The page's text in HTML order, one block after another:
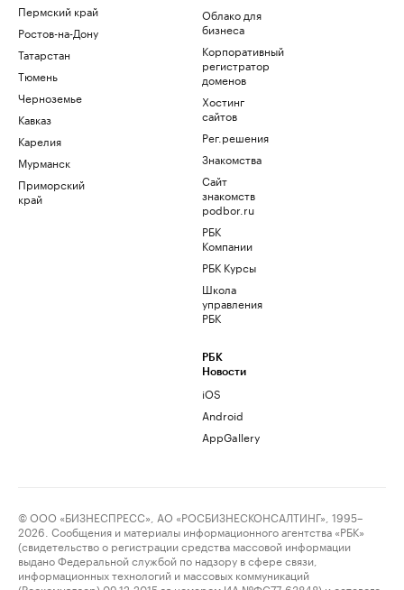
Пермский край
Ростов-на-Дону
Татарстан
Тюмень
Черноземье
Кавказ
Карелия
Мурманск
Приморский
край
Облако для
бизнеса
Корпоративный
регистратор
доменов
Хостинг
сайтов
Рег.решения
Знакомства
Сайт
знакомств
podbor.ru
РБК
Компании
РБК Курсы
Школа
управления
РБК
РБК
Новости
iOS
Android
AppGallery
© ООО «БИЗНЕСПРЕСС», АО «РОСБИЗНЕСКОНСАЛТИНГ», 1995–
2026. Сообщения и материалы информационного агентства «РБК»
(свидетельство о регистрации средства массовой информации
выдано Федеральной службой по надзору в сфере связи,
информационных технологий и массовых коммуникаций